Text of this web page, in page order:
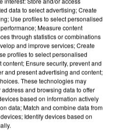
data to select advertising; Create
Use profiles to select personalised
Measure content
through statistics or combinations
and improve services; Create
profiles to select personalised
Ensure security, prevent and
and present advertising and content;
These technologies may
and browsing data to offer
based on information actively
data; Match and combine data from
Identify devices based on